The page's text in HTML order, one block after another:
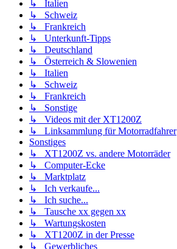
↳ Italien
↳ Schweiz
↳ Frankreich
↳ Unterkunft-Tipps
↳ Deutschland
↳ Österreich & Slowenien
↳ Italien
↳ Schweiz
↳ Frankreich
↳ Sonstige
↳ Videos mit der XT1200Z
↳ Linksammlung für Motorradfahrer
Sonstiges
↳ XT1200Z vs. andere Motorräder
↳ Computer-Ecke
↳ Marktplatz
↳ Ich verkaufe...
↳ Ich suche...
↳ Tausche xx gegen xx
↳ Wartungskosten
↳ XT1200Z in der Presse
↳ Gewerbliches